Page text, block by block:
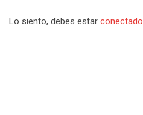
Lo siento, debes estar conectado